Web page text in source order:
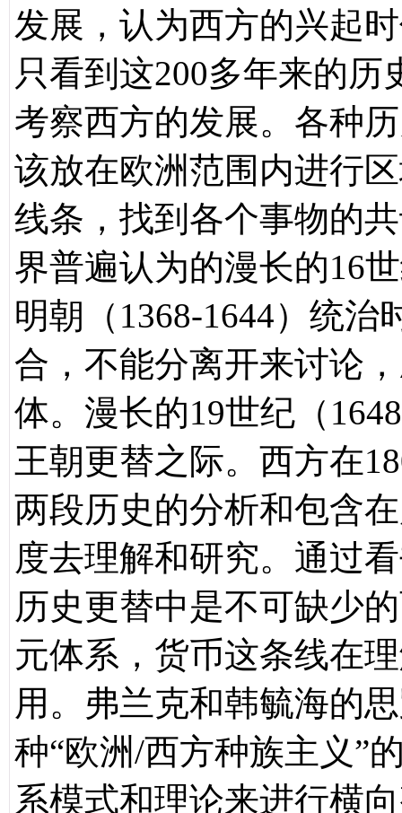
发展，认为西方的兴起
只看到这200多年来的
考察西方的发展。各种
该放在欧洲范围内进行
线条，找到各个事物的
界普遍认为的漫长的16
明朝（1368-1644）统
合，不能分离开来讨论
体。漫长的19世纪（
王朝更替之际。西方在
两段历史的分析和包含
度去理解和研究。通过
历史更替中是不可缺少
元体系，货币这条线在
用。弗兰克和韩毓海的
种“欧洲/西方种族主义”
系模式和理论来进行横